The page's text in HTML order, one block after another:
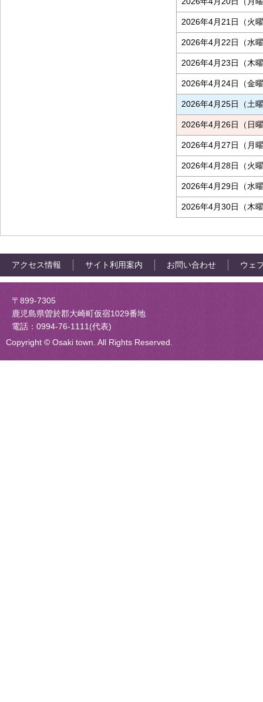
2026年4月21日（火
2026年4月22日（水
2026年4月23日（木
2026年4月24日（金
2026年4月25日（土
2026年4月26日（日
2026年4月27日（月
2026年4月28日（火
2026年4月29日（水
2026年4月30日（木
アクセス情報 サイト利用案内 お問い合わせ ウェ
大崎町役場
〒899-7305
鹿児島県曽於郡大崎町仮宿1029番地
電話：0994-76-1111(代表)
Copyright © Osaki town. All Rights Reserved.